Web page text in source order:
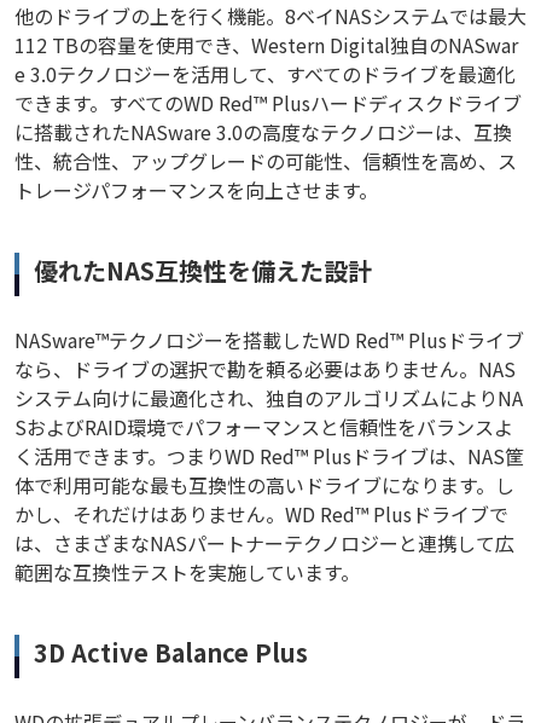
他のドライブの上を行く機能。8ベイNASシステムでは最大
112 TBの容量を使用でき、Western Digital独自のNASwar
e 3.0テクノロジーを活用して、すべてのドライブを最適化
できます。すべてのWD Red™ Plusハードディスクドライブ
に搭載されたNASware 3.0の高度なテクノロジーは、互換
性、統合性、アップグレードの可能性、信頼性を高め、ス
トレージパフォーマンスを向上させます。
優れたNAS互換性を備えた設計
NASware™テクノロジーを搭載したWD Red™ Plusドライブ
なら、ドライブの選択で勘を頼る必要はありません。NAS
システム向けに最適化され、独自のアルゴリズムによりNA
SおよびRAID環境でパフォーマンスと信頼性をバランスよ
く活用できます。つまりWD Red™ Plusドライブは、NAS筐
体で利用可能な最も互換性の高いドライブになります。し
かし、それだけはありません。WD Red™ Plusドライブで
は、さまざまなNASパートナーテクノロジーと連携して広
範囲な互換性テストを実施しています。
3D Active Balance Plus